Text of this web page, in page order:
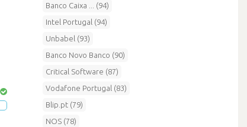
Banco Caixa ... (94)
Intel Portugal (94)
Unbabel (93)
Banco Novo Banco (90)
Critical Software (87)
Vodafone Portugal (83)
Blip.pt (79)
NOS (78)